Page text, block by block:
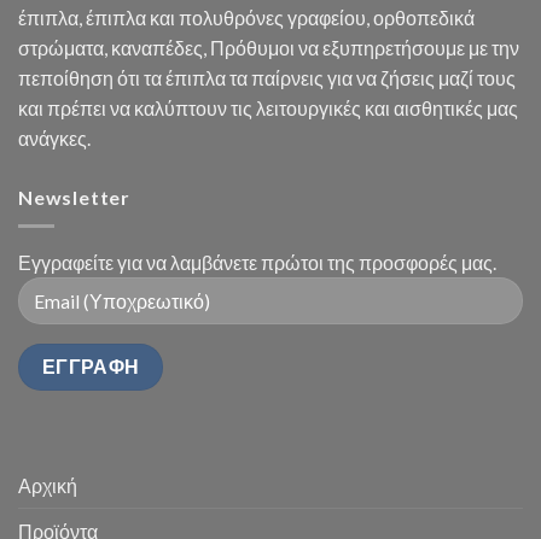
έπιπλα, έπιπλα και πολυθρόνες γραφείου, ορθοπεδικά
στρώματα, καναπέδες, Πρόθυμοι να εξυπηρετήσουμε με την
πεποίθηση ότι τα έπιπλα τα παίρνεις για να ζήσεις μαζί τους
και πρέπει να καλύπτουν τις λειτουργικές και αισθητικές μας
ανάγκες.
Newsletter
Εγγραφείτε για να λαμβάνετε πρώτοι της προσφορές μας.
Αρχική
Προϊόντα